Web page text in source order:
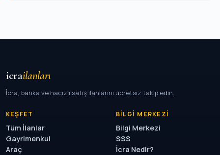
icrailanları
İcra, banka ve hacizli satış ilanlarını ücretsiz takip edin.
KEŞFET
Tüm İlanlar
Gayrimenkul
Araç
BILGI MERKEZI
Bilgi Merkezi
SSS
İcra Nedir?